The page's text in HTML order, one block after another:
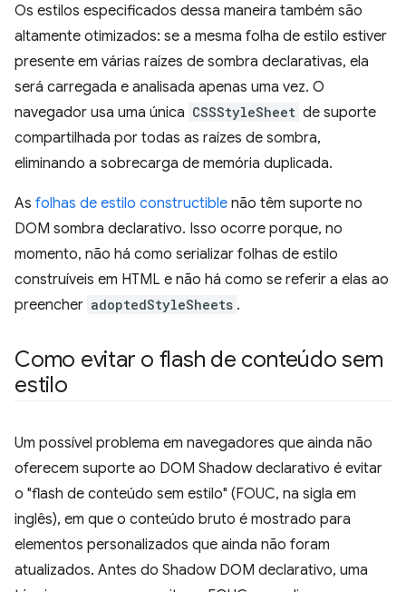
Os estilos especificados dessa maneira também são
altamente otimizados: se a mesma folha de estilo estiver
presente em várias raízes de sombra declarativas, ela
será carregada e analisada apenas uma vez. O
navegador usa uma única CSSStyleSheet de suporte
compartilhada por todas as raízes de sombra,
eliminando a sobrecarga de memória duplicada.
As folhas de estilo constructible não têm suporte no
DOM sombra declarativo. Isso ocorre porque, no
momento, não há como serializar folhas de estilo
construíveis em HTML e não há como se referir a elas ao
preencher adoptedStyleSheets .
Como evitar o flash de conteúdo sem
estilo
Um possível problema em navegadores que ainda não
oferecem suporte ao DOM Shadow declarativo é evitar
o "flash de conteúdo sem estilo" (FOUC, na sigla em
inglês), em que o conteúdo bruto é mostrado para
elementos personalizados que ainda não foram
atualizados. Antes do Shadow DOM declarativo, uma